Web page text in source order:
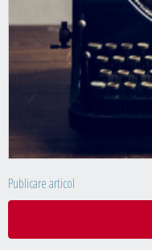
Publicare articol